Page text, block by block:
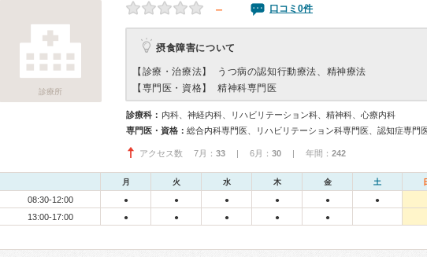
診療所
－ 口コミ0件
摂食障害について
【診療・治療法】
うつ病の認知行動療法、精神療法
【専門医・資格】
精神科専門医
診療科： 内科、神経内科、リハビリテーション科、精神科、心療内科
専門医・資格： 総合内科専門医、リハビリテーション科専門医、認知症専門
アクセス数 7月： 33 | 6月： 30 | 年間： 242
月 火 水 木 金 土
08:30-12:00 ● ● ● ● ● ●
13:00-17:00 ● ● ● ● ●